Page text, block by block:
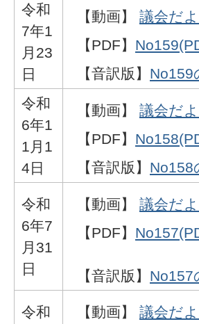
令和
7年1
月23
日
【動画】 議会だ
【PDF】
【音訳版】 No159
令和
6年1
1月1
4日
【動画】 議会だ
【PDF】
【音訳版】 No158
令和
6年7
月31
日
【動画】 議会だ
【PDF】
【音訳版】 No157
令和
【動画】 議会だ